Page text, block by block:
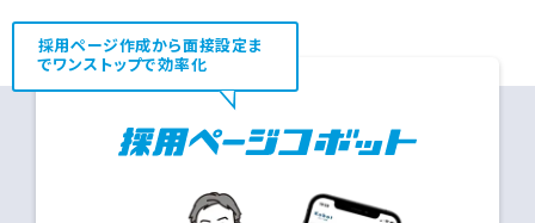
採用ページ作成から面接設定ま
でワンストップで効率化